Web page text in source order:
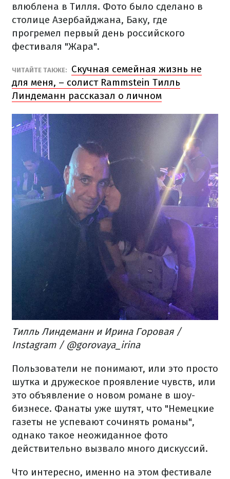
влюблена в Тилля. Фото было сделано в
столице Азербайджана, Баку, где
прогремел первый день российского
фестиваля "Жара".
ЧИТАЙТЕ ТАКЖЕ:
Скучная семейная жизнь не
для меня, – солист Rammstein Тилль
Линдеманн рассказал о личном
Тилль Линдеманн и Ирина Горовая /
Instagram / @gorovaya_irina
Пользователи не понимают, или это просто
шутка и дружеское проявление чувств, или
это объявление о новом романе в шоу-
бизнесе. Фанаты уже шутят, что "Немецкие
газеты не успевают сочинять романы",
однако такое неожиданное фото
действительно вызвало много дискуссий.
Что интересно, именно на этом фестивале